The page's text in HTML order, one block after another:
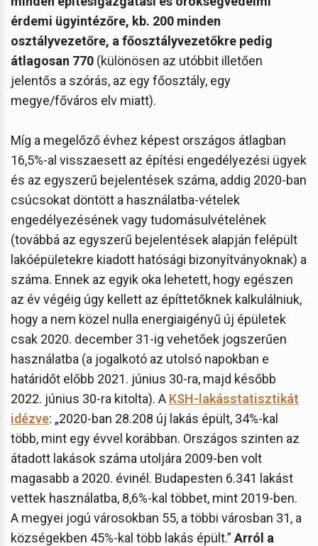
érdemi ügyintézőre, kb. 200 minden
osztályvezetőre, a főosztályvezetőkre pedig
átlagosan 770 (különösen az utóbbit illetően
jelentős a szórás, az egy főosztály, egy
megye/főváros elv miatt).
Míg a megelőző évhez képest országos átlagban
16,5%-al visszaesett az építési engedélyezési ügyek
és az egyszerű bejelentések száma, addig 2020-ban
csúcsokat döntött a használatba-vételek
engedélyezésének vagy tudomásulvételének
(továbbá az egyszerű bejelentések alapján felépült
lakóépületekre kiadott hatósági bizonyítványoknak) a
száma. Ennek az egyik oka lehetett, hogy egészen
az év végéig úgy kellett az építtetőknek kalkulálniuk,
hogy a nem közel nulla energiaigényű új épületek
csak 2020. december 31-ig vehetőek jogszerűen
használatba (a jogalkotó az utolsó napokban e
határidőt előbb 2021. június 30-ra, majd később
2022. június 30-ra kitolta). A KSH-lakásstatisztikát
idézve: „2020-ban 28.208 új lakás épült, 34%-kal
több, mint egy évvel korábban. Országos szinten az
átadott lakások száma utoljára 2009-ben volt
magasabb a 2020. évinél. Budapesten 6.341 lakást
vettek használatba, 8,6%-kal többet, mint 2019-ben.
A megyei jogú városokban 55, a többi városban 31, a
községekben 45%-kal több lakás épült.” Arról a